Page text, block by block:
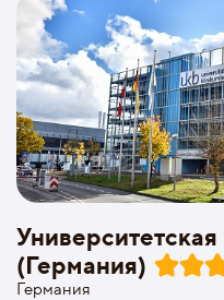
(Германия)
Германия